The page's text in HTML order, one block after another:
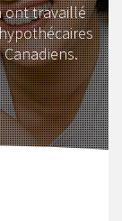
ont travaillé